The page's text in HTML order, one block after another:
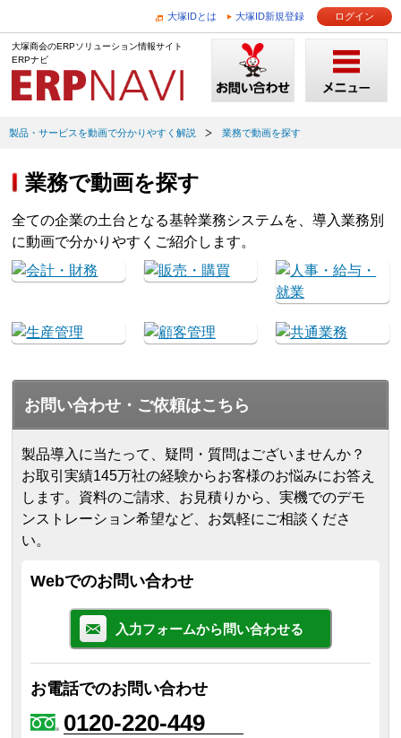
大塚IDとは 大塚ID新規登録 ログイン
大塚商会のERPソリューション情報サイト
ERPナビ
製品・サービスを動画で分かりやすく解説 業務で動画を探す
業務で動画を探す
全ての企業の土台となる基幹業務システムを、導入業務別
に動画で分かりやすくご紹介します。
お問い合わせ・ご依頼はこちら
製品導入に当たって、疑問・質問はございませんか？
お取引実績145万社の経験からお客様のお悩みにお答え
します。 資料のご請求、お見積りから、実機でのデモ
ンストレーション希望など、お気軽にご相談くださ
い。
Webでのお問い合わせ
入力フォームから問い合わせる
お電話でのお問い合わせ
0120-220-449